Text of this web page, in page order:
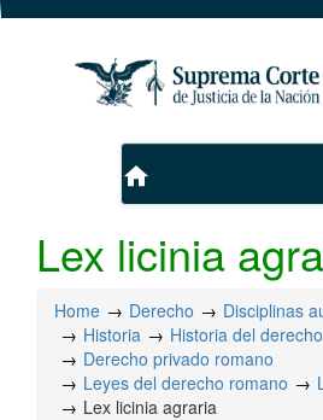
home
Lex licinia
Home Derecho
Disciplinas
Historia
Historia del derecho
Derecho privado romano
Leyes del derecho romano
Lex licinia agraria